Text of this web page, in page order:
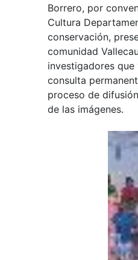
Borrero, por
Cultura
conservación,
comunidad
investigadores
consulta
proceso de
de las imágenes.